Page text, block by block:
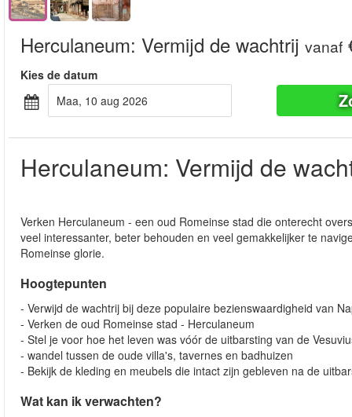
Herculaneum: Vermijd de wachtrij vanaf
Kies de datum
maa, 10 aug 2026
Herculaneum: Vermijd de
Verken Herculaneum - een oud Romeinse stad die onterecht
veel interessanter, beter behouden en veel gemakkelijker te
Romeinse glorie.
Hoogtepunten
- Verwijd de wachtrij bij deze populaire bezienswaardigheid van
- Verken de oud Romeinse stad - Herculaneum
- Stel je voor hoe het leven was vóór de uitbarsting van de
- wandel tussen de oude villa's, tavernes en badhuizen
- Bekijk de kleding en meubels die intact zijn gebleven na de
Wat kan ik verwachten?